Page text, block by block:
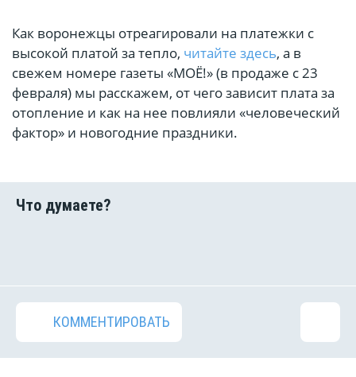
Как воронежцы отреагировали на платежки с
высокой платой за тепло, читайте здесь, а в
свежем номере газеты «МОЁ!» (в продаже с 23
февраля) мы расскажем, от чего зависит плата за
отопление и как на нее повлияли «человеческий
фактор» и новогодние праздники.
КОММЕНТИРОВАТЬ